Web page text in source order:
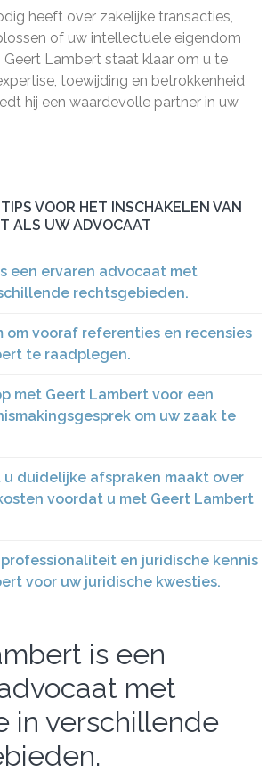
heeft over zakelijke transacties,
of uw intellectuele eigendom
Geert Lambert staat klaar om u te
toewijding en betrokkenheid
hij een waardevolle partner in uw
VOOR HET INSCHAKELEN VAN
ALS UW ADVOCAAT
een ervaren advocaat met
rechtsgebieden.
om vooraf referenties en recensies
te raadplegen.
met Geert Lambert voor een
om uw zaak te
duidelijke afspraken maakt over
voordat u met Geert Lambert
en juridische kennis
voor uw juridische kwesties.
is een
met
in verschillende